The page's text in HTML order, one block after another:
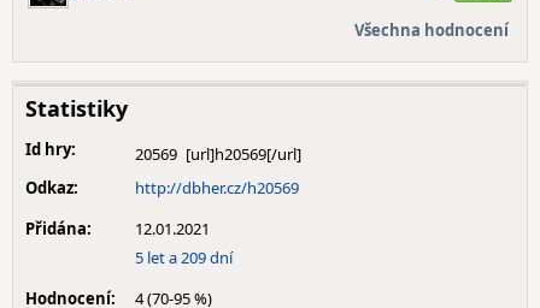
Všechna hodnocení
Statistiky
Id hry:
20569
Odkaz:
http://dbher.cz/h20569
Přidána:
12.01.2021
5 let a 209 dní
Hodnocení:
4 (70-95 %)